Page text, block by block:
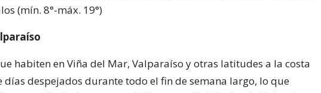
(mín. 8°-máx. 19°)
habiten en Viña del Mar, Valparaíso y otras latitudes a la costa
despejados durante todo el fin de semana largo, lo que